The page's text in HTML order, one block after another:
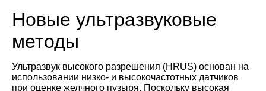
Новые ультразвуковые
методы
Ультразвук высокого разрешения (HRUS) основан на
использовании низко- и высокочастотных датчиков
при оценке желчного пузыря. Поскольку высокая